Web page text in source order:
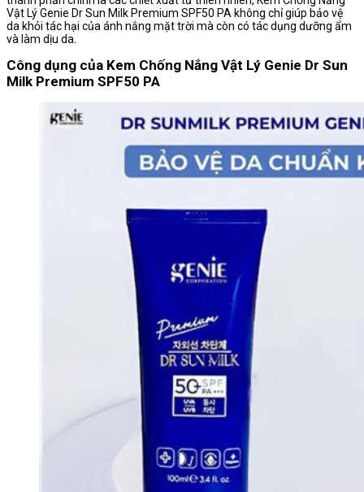
Vật Lý Genie Dr Sun Milk Premium SPF50 PA không chỉ giúp bảo vệ
da khỏi tác hại của ánh nắng mặt trời mà còn có tác dụng dưỡng ẩm
và làm dịu da.
Công dụng của Kem Chống Nắng Vật Lý Genie Dr Sun
Milk Premium SPF50 PA